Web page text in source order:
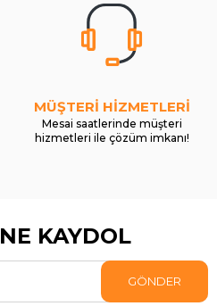
MÜŞTERİ HİZMETLERİ
Mesai saatlerinde müşteri
hizmetleri ile çözüm imkanı!
KAYDOL
GÖNDER